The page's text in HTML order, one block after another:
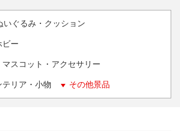
いぐるみ・クッション
ビー
スコット・アクセサリー
リア・小物 その他景品